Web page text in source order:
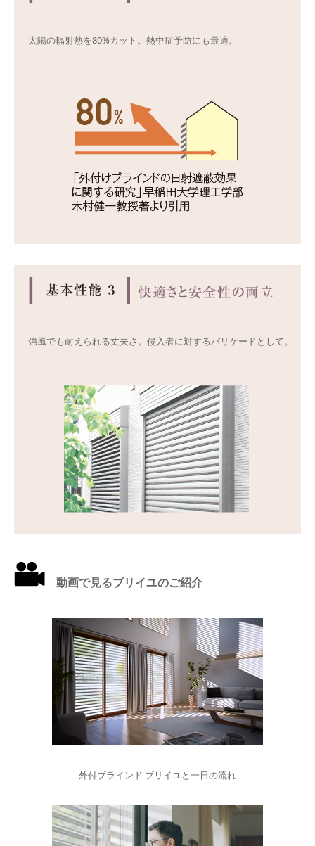
太陽の輻射熱を80%カット。熱中症予防にも最適。
強風でも耐えられる丈夫さ。侵入者に対するバリケードとして。
動画で見るブリイユのご紹介
外付ブラインド ブリイユと一日の流れ